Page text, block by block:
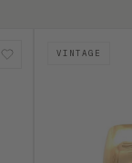
VINTAGE